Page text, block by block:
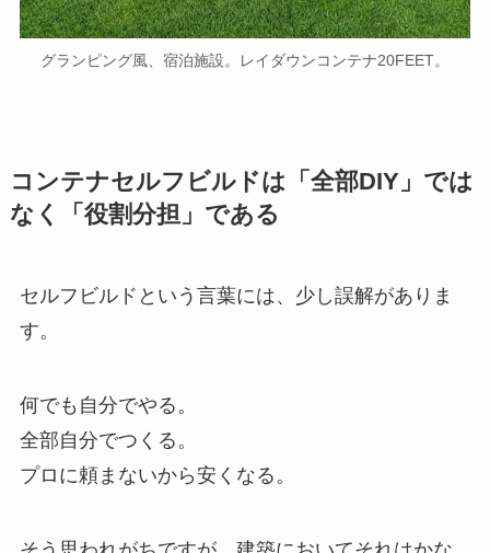
グランピング風、宿泊施設。レイダウンコンテナ20FEET。
コンテナセルフビルドは「全部DIY」では
なく「役割分担」である
セルフビルドという言葉には、少し誤解がありま
す。
何でも自分でやる。
全部自分でつくる。
プロに頼まないから安くなる。